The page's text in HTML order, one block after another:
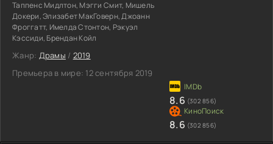
Таппенс Мидлтон, Мэгги Смит, Мишель
Докери, Элизабет МакГоверн, Джоанн
Фроггатт, Имелда Стонтон, Рэкуэл
Кэссиди, Брендан Койл
Жанр: Драмы / 2019
Премьера в мире: 12 сентября 2019
8.6 (302 856)
8.6 (302 856)